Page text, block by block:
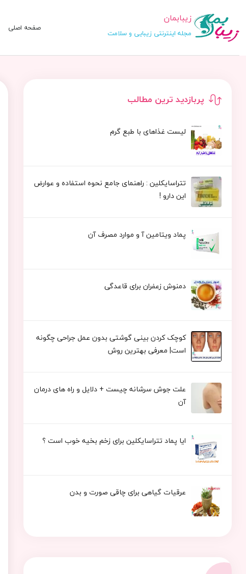
زیبابمان
مجله اینترنتی زیبایی و سلامت صفحه اصلی
پربازدید ترین مطالب
لیست غذاهای با طبع گرم
تتراسایکلین : راهنمای جامع نحوه استفاده و عوارض
این دارو !
پماد ویتامین آ و موارد مصرف آن
دمنوش زعفران برای قاعدگی
کوچک کردن بینی گوشتی بدون عمل جراحی چگونه
است| معرفی بهترین روش
علت جوش سرشانه چیست + دلایل و راه های درمان
آن
ایا پماد تتراسایکلین برای زخم بخیه خوب است ؟
عرقیات گیاهی برای چاقی صورت و بدن